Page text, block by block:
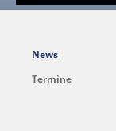
News
Termine